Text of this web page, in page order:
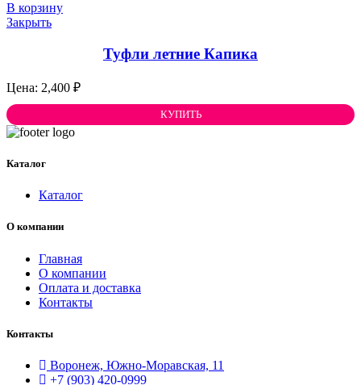
В корзину
Закрыть
Туфли летние Капика
2,400 ₽
КУПИТЬ
Каталог
Каталог
О компании
Главная
О компании
Оплата и доставка
Контакты
Контакты
Воронеж, Южно-Моравская, 11
+7 (903) 420-0999